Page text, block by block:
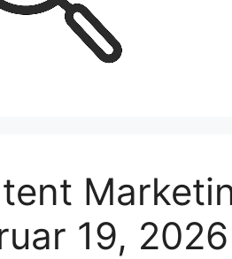
19, 2026